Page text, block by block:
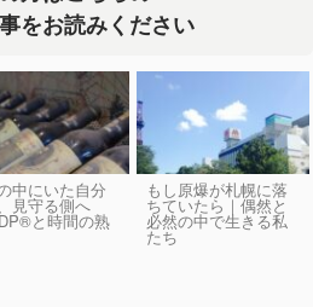
をお読みください
中にいた自分
見守る側へ
と時間の熟
もし原爆が札幌に落
ちていたら｜偶然と
必然の中で生きる私
たち